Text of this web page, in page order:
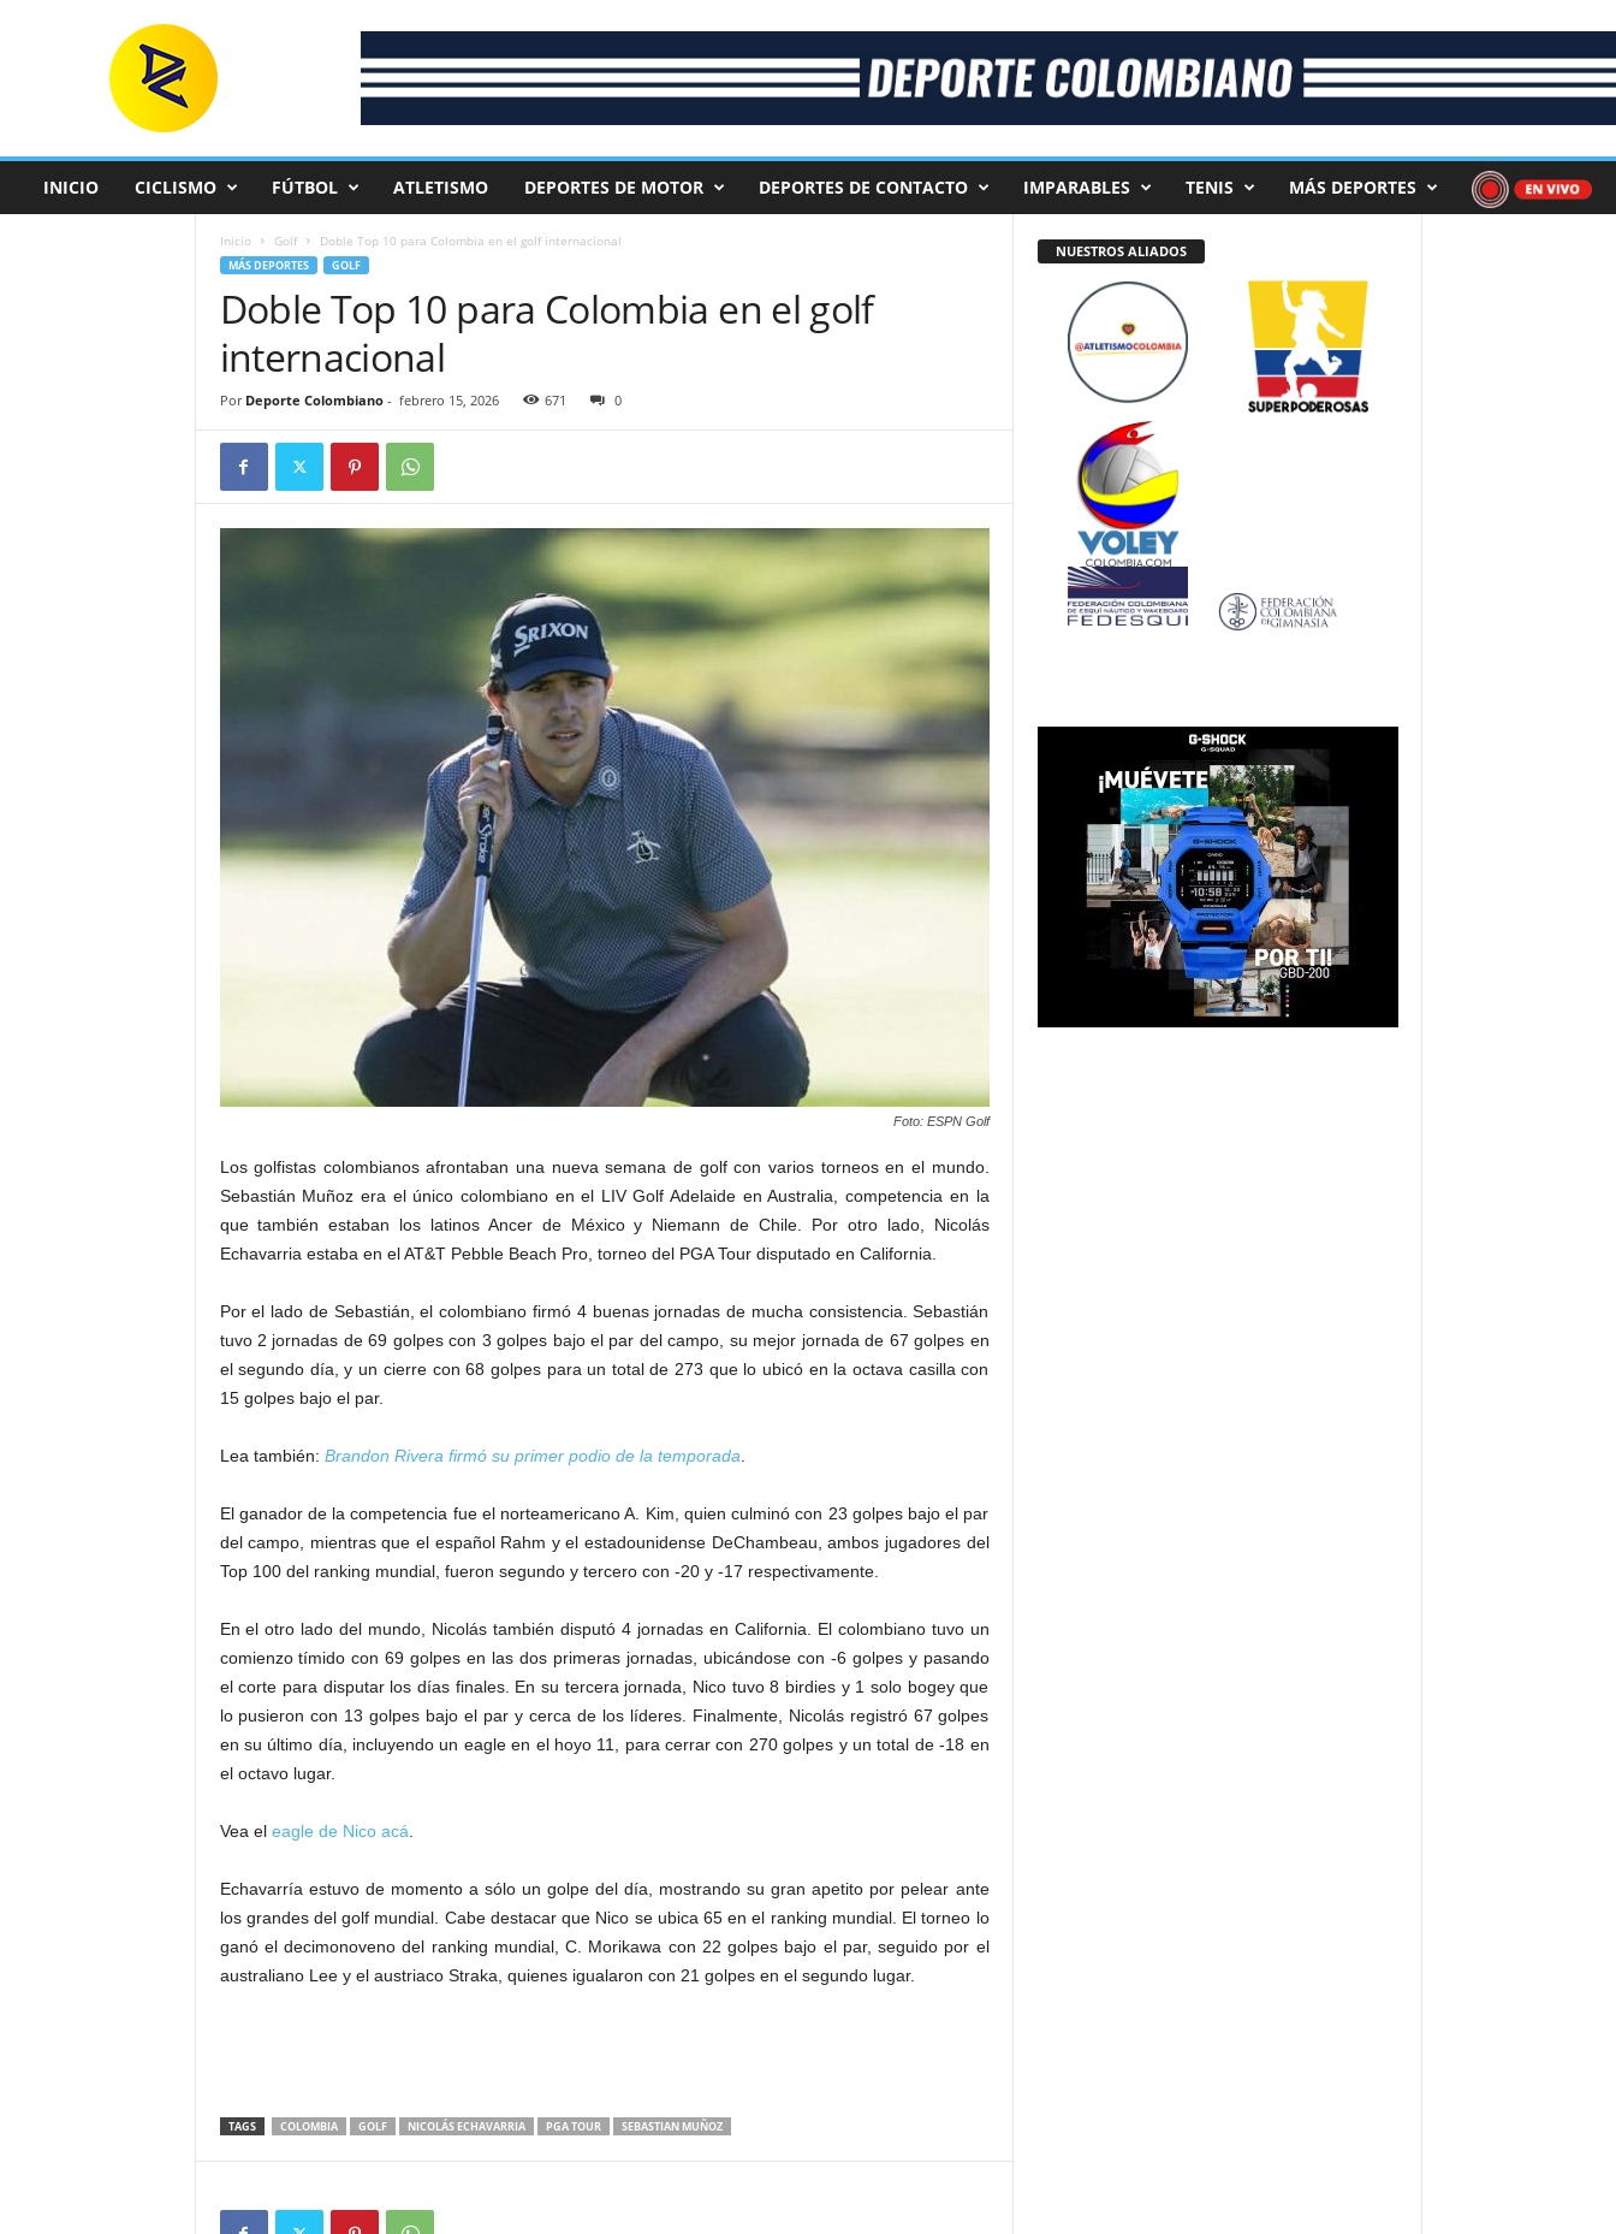
INICIO CICLISMO FÚTBOL ATLETISMO DEPORTES DE MOTOR DEPORTES DE CONTACTO IMPARABLES TENIS MÁS DEPORTES
Inicio Golf Doble Top 10 para Colombia en el golf internacional
MÁS DEPORTES GOLF
Doble Top 10 para Colombia en el golf
internacional
Por Deporte Colombiano- febrero 15, 2026 671 0
Foto: ESPN Golf
Los golfistas colombianos afrontaban una nueva semana de golf con varios torneos en el mundo.
Sebastián Muñoz era el único colombiano en el LIV Golf Adelaide en Australia, competencia en la
que también estaban los latinos Ancer de México y Niemann de Chile. Por otro lado, Nicolás
Echavarria estaba en el AT&T Pebble Beach Pro, torneo del PGA Tour disputado en California.
Por el lado de Sebastián, el colombiano firmó 4 buenas jornadas de mucha consistencia. Sebastián
tuvo 2 jornadas de 69 golpes con 3 golpes bajo el par del campo, su mejor jornada de 67 golpes en
el segundo día, y un cierre con 68 golpes para un total de 273 que lo ubicó en la octava casilla con
15 golpes bajo el par.
Lea también: Brandon Rivera firmó su primer podio de la temporada
El ganador de la competencia fue el norteamericano A. Kim, quien culminó con 23 golpes bajo el par
del campo, mientras que el español Rahm y el estadounidense DeChambeau, ambos jugadores del
Top 100 del ranking mundial, fueron segundo y tercero con -20 y -17 respectivamente.
En el otro lado del mundo, Nicolás también disputó 4 jornadas en California. El colombiano tuvo un
comienzo tímido con 69 golpes en las dos primeras jornadas, ubicándose con -6 golpes y pasando
el corte para disputar los días finales. En su tercera jornada, Nico tuvo 8 birdies y 1 solo bogey que
lo pusieron con 13 golpes bajo el par y cerca de los líderes. Finalmente, Nicolás registró 67 golpes
en su último día, incluyendo un eagle en el hoyo 11, para cerrar con 270 golpes y un total de -18 en
el octavo lugar.
Vea el eagle de Nico acá
Echavarría estuvo de momento a sólo un golpe del día, mostrando su gran apetito por pelear ante
los grandes del golf mundial. Cabe destacar que Nico se ubica 65 en el ranking mundial. El torneo lo
ganó el decimonoveno del ranking mundial, C. Morikawa con 22 golpes bajo el par, seguido por el
australiano Lee y el austriaco Straka, quienes igualaron con 21 golpes en el segundo lugar.
TAGS COLOMBIA GOLF NICOLÁS ECHAVARRIA PGA TOUR SEBASTIAN MUÑOZ
NUESTROS ALIADOS